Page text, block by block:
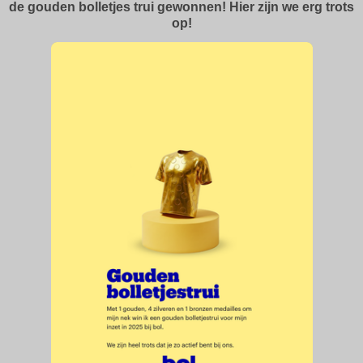
de gouden bolletjes trui gewonnen! Hier zijn we erg trots
op!